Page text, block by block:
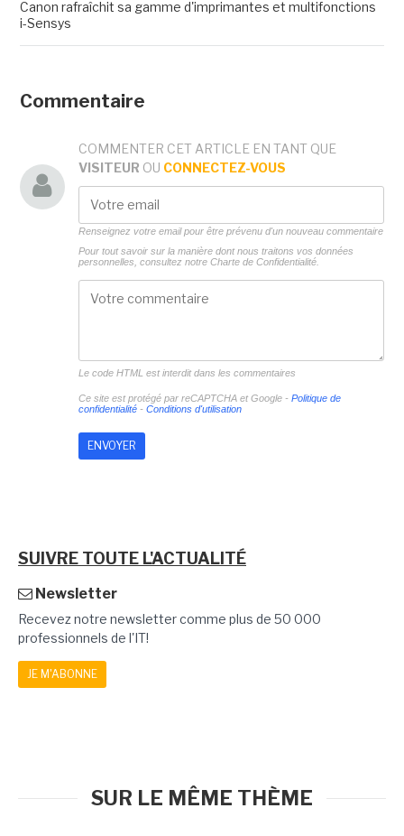
Canon rafraîchit sa gamme d'imprimantes et multifonctions
i-Sensys
Commentaire
COMMENTER CET ARTICLE EN TANT QUE
VISITEUR OU CONNECTEZ-VOUS
Renseignez votre email pour être prévenu d'un nouveau commentaire
Pour tout savoir sur la manière dont nous traitons vos données
personnelles, consultez notre Charte de Confidentialité.
Le code HTML est interdit dans les commentaires
Ce site est protégé par reCAPTCHA et Google - Politique de
confidentialité- Conditions d'utilisation
SUIVRE TOUTE L'ACTUALITÉ
Newsletter
Recevez notre newsletter comme plus de 50 000
professionnels de l'IT!
JE M'ABONNE
SUR LE MÊME THÈME